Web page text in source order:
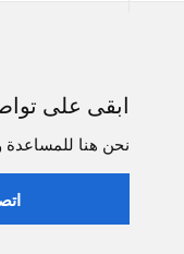
ابقى على
نحن هنا للمساعدة